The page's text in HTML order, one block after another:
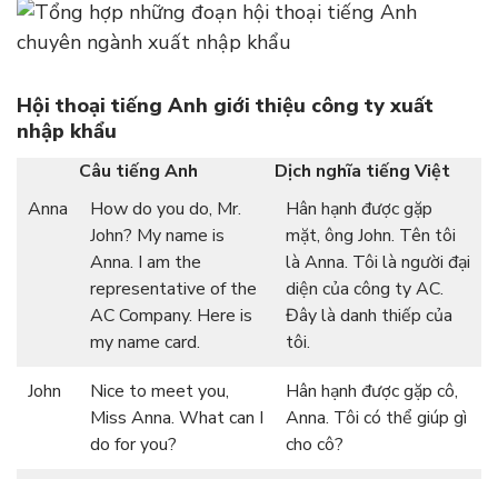
Hội thoại tiếng Anh giới thiệu công ty xuất
nhập khẩu
Câu tiếng Anh
Dịch nghĩa tiếng Việt
Anna
How do you do, Mr.
John? My name is
Anna. I am the
representative of the
AC Company. Here is
my name card.
Hân hạnh được gặp
mặt, ông John. Tên tôi
là Anna. Tôi là người đại
diện của công ty AC.
Đây là danh thiếp của
tôi.
John
Nice to meet you,
Miss Anna. What can I
do for you?
Hân hạnh được gặp cô,
Anna. Tôi có thể giúp gì
cho cô?